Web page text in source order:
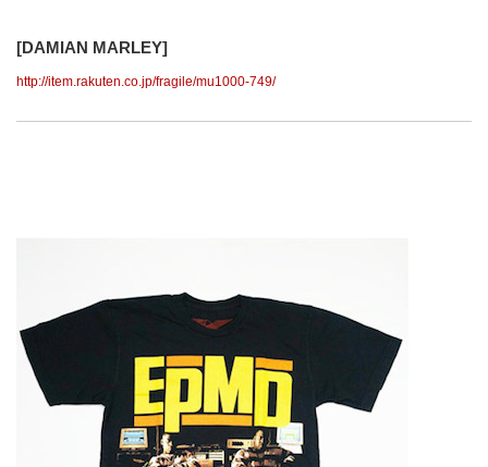
[DAMIAN MARLEY]
http://item.rakuten.co.jp/fragile/mu1000-749/